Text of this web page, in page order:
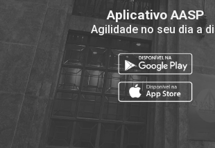
Aplicativo AASP
Agilidade no seu dia a